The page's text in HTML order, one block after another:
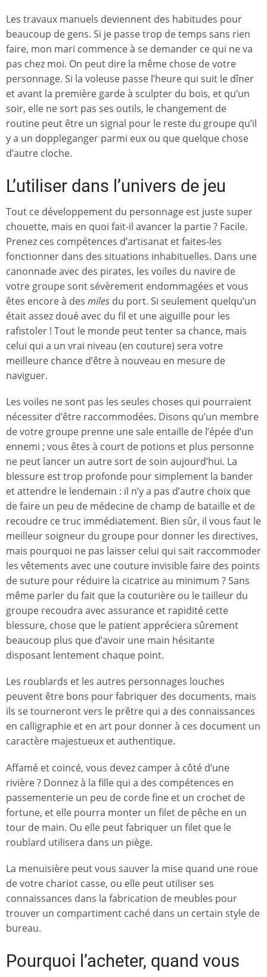
Les travaux manuels deviennent des habitudes pour
beaucoup de gens. Si je passe trop de temps sans rien
faire, mon mari commence à se demander ce qui ne va
pas chez moi. On peut dire la même chose de votre
personnage. Si la voleuse passe l’heure qui suit le dîner
et avant la première garde à sculpter du bois, et qu’un
soir, elle ne sort pas ses outils, le changement de
routine peut être un signal pour le reste du groupe qu’il
y a un doppleganger parmi eux ou que quelque chose
d’autre cloche.
L’utiliser dans l’univers de jeu
Tout ce développement du personnage est juste super
chouette, mais en quoi fait-il avancer la partie ? Facile.
Prenez ces compétences d’artisanat et faites-les
fonctionner dans des situations inhabituelles. Dans une
canonnade avec des pirates, les voiles du navire de
votre groupe sont sévèrement endommagées et vous
êtes encore à des miles du port. Si seulement quelqu’un
était assez doué avec du fil et une aiguille pour les
rafistoler ! Tout le monde peut tenter sa chance, mais
celui qui a un vrai niveau (en couture) sera votre
meilleure chance d’être à nouveau en mesure de
naviguer.
Les voiles ne sont pas les seules choses qui pourraient
nécessiter d’être raccommodées. Disons qu’un membre
de votre groupe prenne une sale entaille de l’épée d’un
ennemi ; vous êtes à court de potions et plus personne
ne peut lancer un autre sort de soin aujourd’hui. La
blessure est trop profonde pour simplement la bander
et attendre le lendemain : il n’y a pas d’autre choix que
de faire un peu de médecine de champ de bataille et de
recoudre ce truc immédiatement. Bien sûr, il vous faut le
meilleur soigneur du groupe pour donner les directives,
mais pourquoi ne pas laisser celui qui sait raccommoder
les vêtements avec une couture invisible faire des points
de suture pour réduire la cicatrice au minimum ? Sans
même parler du fait que la couturière ou le tailleur du
groupe recoudra avec assurance et rapidité cette
blessure, chose que le patient appréciera sûrement
beaucoup plus que d’avoir une main hésitante
disposant lentement chaque point.
Les roublards et les autres personnages louches
peuvent être bons pour fabriquer des documents, mais
ils se tourneront vers le prêtre qui a des connaissances
en calligraphie et en art pour donner à ces document un
caractère majestueux et authentique.
Affamé et coincé, vous devez camper à côté d’une
rivière ? Donnez à la fille qui a des compétences en
passementerie un peu de corde fine et un crochet de
fortune, et elle pourra monter un filet de pêche en un
tour de main. Ou elle peut fabriquer un filet que le
roublard utilisera dans un piège.
La menuisière peut vous sauver la mise quand une roue
de votre chariot casse, ou elle peut utiliser ses
connaissances dans la fabrication de meubles pour
trouver un compartiment caché dans un certain style de
bureau.
Pourquoi l’acheter, quand vous